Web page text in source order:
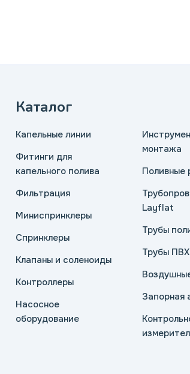
Каталог
Капельные линии
Фитинги для
капельного полива
Фильтрация
Миниспринклеры
Спринклеры
Клапаны и соленоиды
Контроллеры
Насосное
оборудование
монтажа
Поливные
Layflat
Трубы
Трубы
Запорная